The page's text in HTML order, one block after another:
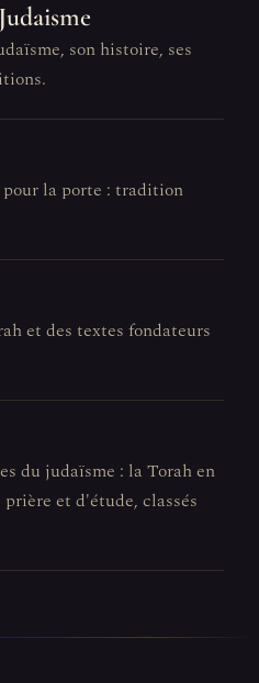
son histoire, ses
la porte : tradition
et des textes fondateurs
du judaïsme : la Torah en
et d'étude, classés